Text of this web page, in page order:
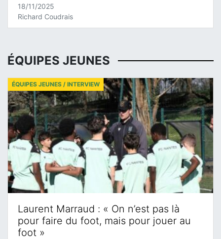
18/11/2025
Richard Coudrais
ÉQUIPES JEUNES
Laurent Marraud : « On n’est pas là
pour faire du foot, mais pour jouer au
foot »
ÉQUIPES JEUNES / INTERVIEW